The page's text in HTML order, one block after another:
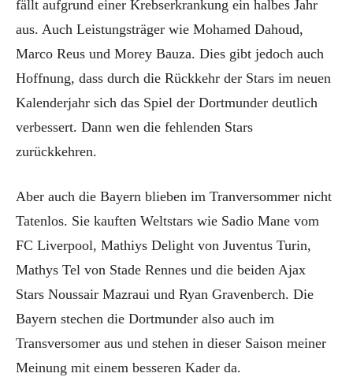
fällt aufgrund einer Krebserkrankung ein halbes Jahr
aus. Auch Leistungsträger wie Mohamed Dahoud,
Marco Reus und Morey Bauza. Dies gibt jedoch auch
Hoffnung, dass durch die Rückkehr der Stars im neuen
Kalenderjahr sich das Spiel der Dortmunder deutlich
verbessert. Dann wen die fehlenden Stars
zurückkehren.
Aber auch die Bayern blieben im Tranversommer nicht
Tatenlos. Sie kauften Weltstars wie Sadio Mane vom
FC Liverpool, Mathiys Delight von Juventus Turin,
Mathys Tel von Stade Rennes und die beiden Ajax
Stars Noussair Mazraui und Ryan Gravenberch. Die
Bayern stechen die Dortmunder also auch im
Transversomer aus und stehen in dieser Saison meiner
Meinung mit einem besseren Kader da.